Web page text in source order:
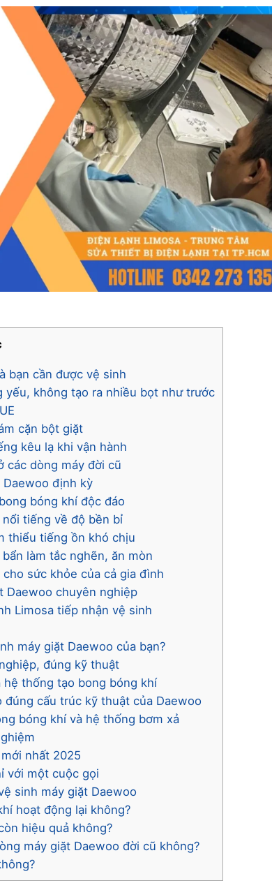
bạn cần được vệ sinh
yếu, không tạo ra nhiều bọt như trước
cặn bột giặt
kêu lạ khi vận hành
các dòng máy đời cũ
định kỳ
bóng khí độc đáo
tiếng về độ bền bỉ
thiểu tiếng ồn khó chịu
làm tắc nghẽn, ăn mòn
sức khỏe của cả gia đình
Daewoo chuyên nghiệp
Limosa tiếp nhận vệ sinh
máy giặt Daewoo của bạn?
đúng kỹ thuật
thống tạo bong bóng khí
cấu trúc kỹ thuật của Daewoo
bóng khí và hệ thống bơm xả
nhất 2025
với một cuộc gọi
sinh máy giặt Daewoo
hoạt động lại không?
hiệu quả không?
máy giặt Daewoo đời cũ không?